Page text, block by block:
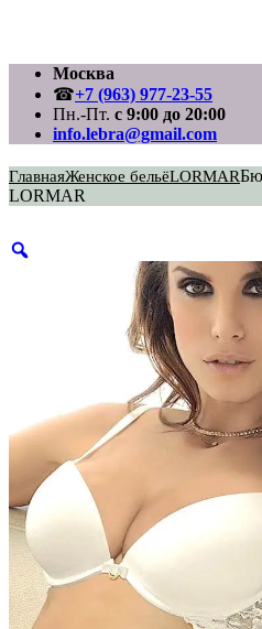
Перейти
содержимому
Москва
☎+7 (963) 977-23-55
Пн.-Пт. с 9:00 до 20:00
info.lebra@gmail.com
ГлавнаяЖенское бельёLORMAR
LORMAR